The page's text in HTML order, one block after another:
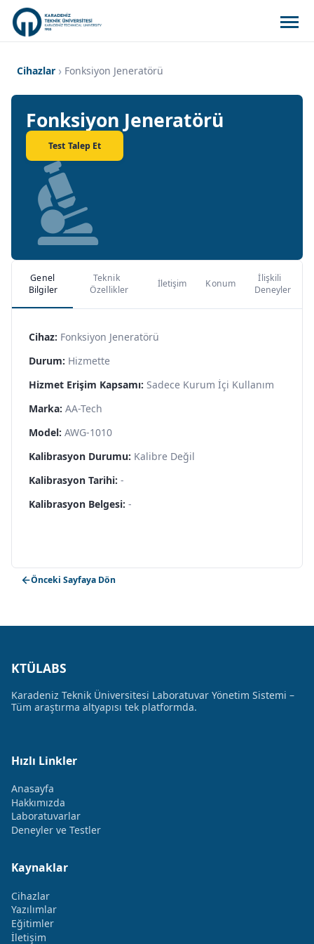
Cihazlar Fonksiyon Jeneratörü
Fonksiyon Jeneratörü
Test Talep Et
Genel
Bilgiler
Teknik
Özellikler
İletişim Konum
İlişkili
Deneyler
Cihaz: Fonksiyon Jeneratörü
Durum: Hizmette
Hizmet Erişim Kapsamı: Sadece Kurum İçi Kullanım
Marka: AA-Tech
Model: AWG-1010
Kalibrasyon Durumu: Kalibre Değil
Kalibrasyon Tarihi: -
Kalibrasyon Belgesi: -
Önceki Sayfaya Dön
KTÜLABS
Karadeniz Teknik Üniversitesi Laboratuvar Yönetim Sistemi –
Tüm araştırma altyapısı tek platformda.
Hızlı Linkler
Anasayfa
Hakkımızda
Laboratuvarlar
Deneyler ve Testler
Kaynaklar
Cihazlar
Yazılımlar
Eğitimler
İletişim